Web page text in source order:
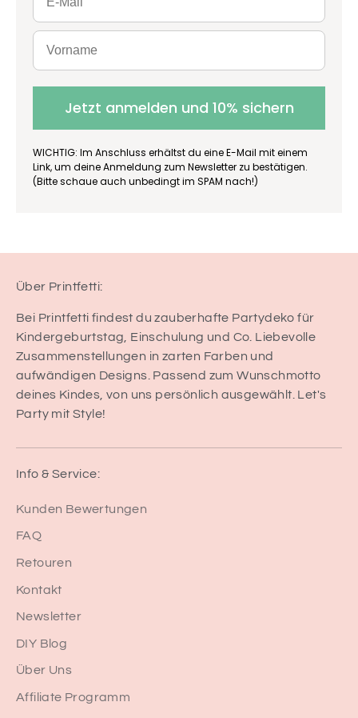
Jetzt anmelden und 10% sichern
WICHTIG: Im Anschluss erhältst du eine E-Mail mit einem
Link, um deine Anmeldung zum Newsletter zu bestätigen.
(Bitte schaue auch unbedingt im SPAM nach!)
Über Printfetti:
Bei Printfetti findest du zauberhafte Partydeko für
Kindergeburtstag, Einschulung und Co. Liebevolle
Zusammenstellungen in zarten Farben und
aufwändigen Designs. Passend zum Wunschmotto
deines Kindes, von uns persönlich ausgewählt. Let's
Party mit Style!
Info & Service:
Kunden Bewertungen
FAQ
Retouren
Kontakt
Newsletter
DIY Blog
Über Uns
Affiliate Programm